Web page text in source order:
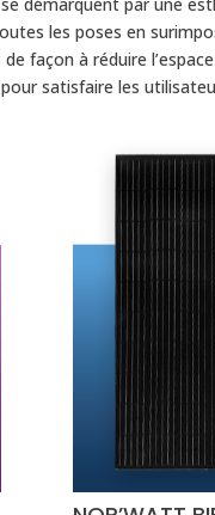
les poses en
façon à réduire
satisfaire les